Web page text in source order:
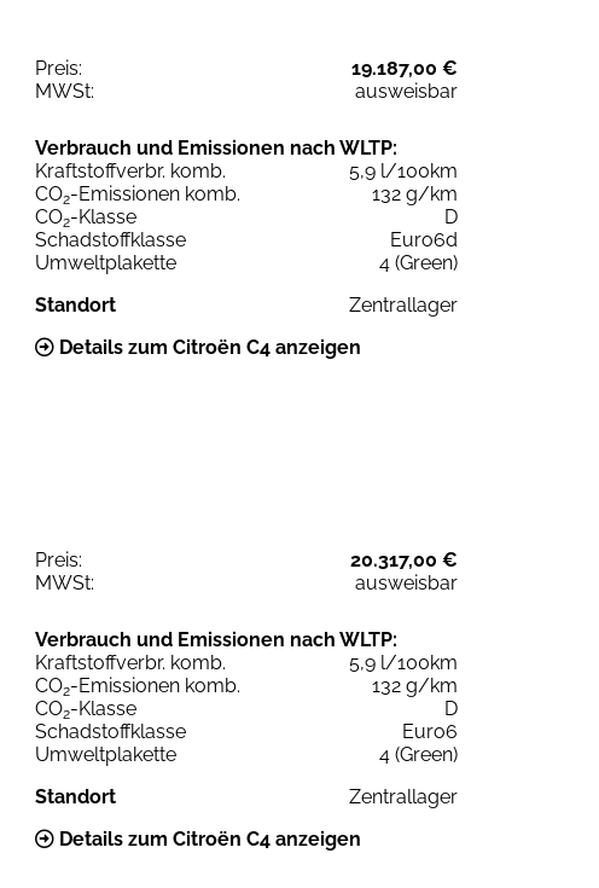
Preis:
19.187,00 €
MWSt:
ausweisbar
Verbrauch und Emissionen nach WLTP:
Kraftstoffverbr. komb.
5,9 l/100km
CO2-Emissionen komb.
132 g/km
CO2-Klasse
D
Schadstoffklasse
Euro6d
Umweltplakette
4 (Green)
Standort
Zentrallager
Details zum Citroën C4 anzeigen
Preis:
20.317,00 €
MWSt:
ausweisbar
Verbrauch und Emissionen nach WLTP:
Kraftstoffverbr. komb.
5,9 l/100km
CO2-Emissionen komb.
132 g/km
CO2-Klasse
D
Schadstoffklasse
Euro6
Umweltplakette
4 (Green)
Standort
Zentrallager
Details zum Citroën C4 anzeigen